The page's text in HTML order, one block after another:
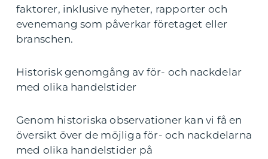
faktorer, inklusive nyheter, rapporter och
evenemang som påverkar företaget eller
branschen.
Historisk genomgång av för- och nackdelar
med olika handelstider
Genom historiska observationer kan vi få en
översikt över de möjliga för- och nackdelarna
med olika handelstider på